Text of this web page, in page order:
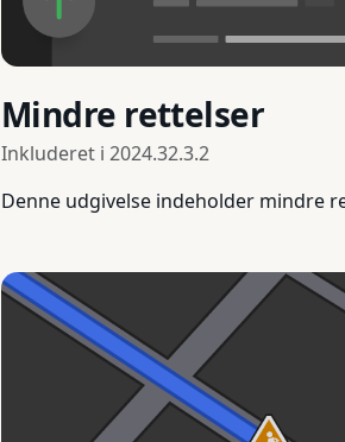
Mindre rettelser
Inkluderet i 2024.32.3.2
Denne udgivelse indeholder mindre